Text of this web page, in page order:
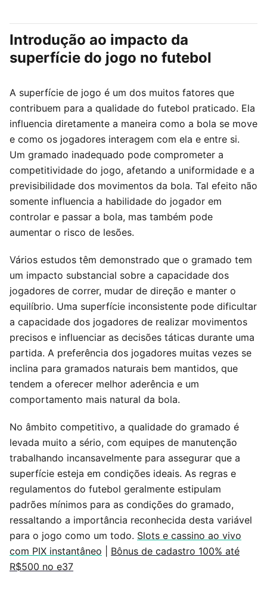
Introdução ao impacto da
superfície do jogo no futebol
A superfície de jogo é um dos muitos fatores que
contribuem para a qualidade do futebol praticado. Ela
influencia diretamente a maneira como a bola se move
e como os jogadores interagem com ela e entre si.
Um gramado inadequado pode comprometer a
competitividade do jogo, afetando a uniformidade e a
previsibilidade dos movimentos da bola. Tal efeito não
somente influencia a habilidade do jogador em
controlar e passar a bola, mas também pode
aumentar o risco de lesões.
Vários estudos têm demonstrado que o gramado tem
um impacto substancial sobre a capacidade dos
jogadores de correr, mudar de direção e manter o
equilíbrio. Uma superfície inconsistente pode dificultar
a capacidade dos jogadores de realizar movimentos
precisos e influenciar as decisões táticas durante uma
partida. A preferência dos jogadores muitas vezes se
inclina para gramados naturais bem mantidos, que
tendem a oferecer melhor aderência e um
comportamento mais natural da bola.
No âmbito competitivo, a qualidade do gramado é
levada muito a sério, com equipes de manutenção
trabalhando incansavelmente para assegurar que a
superfície esteja em condições ideais. As regras e
regulamentos do futebol geralmente estipulam
padrões mínimos para as condições do gramado,
ressaltando a importância reconhecida desta variável
para o jogo como um todo. Slots e cassino ao vivo
com PIX instantâneo
Bônus de cadastro 100% até
R$500 no e37